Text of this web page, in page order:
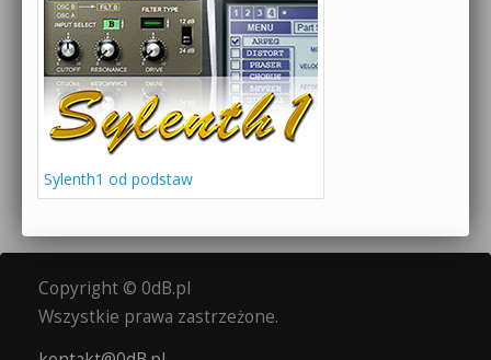
Sylenth1 od podstaw
Copyright © 0dB.pl
Wszystkie prawa zastrzeżone.